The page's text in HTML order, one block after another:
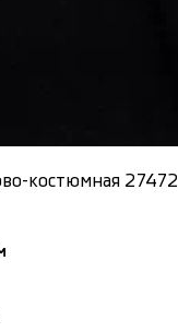
костюмная 27472